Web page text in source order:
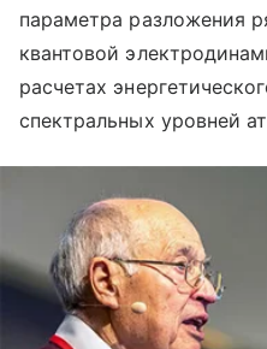
параметра разложения
квантовой
расчетах
спектральных уровней